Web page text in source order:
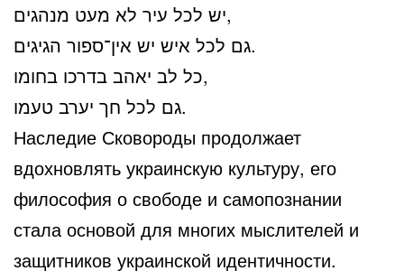
יש לכל עיר לא מעט מנהגים,
גם לכל איש יש אין־ספור הגיגים.
כל לב יאהב בדרכו בחומו,
גם לכל חך יערב טעמו.
Наследие Сковороды продолжает
вдохновлять украинскую культуру, его
философия о свободе и самопознании
стала основой для многих мыслителей и
защитников украинской идентичности.